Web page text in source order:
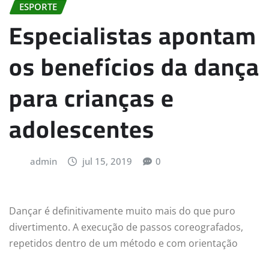
ESPORTE
Especialistas apontam
os benefícios da dança
para crianças e
adolescentes
admin jul 15, 2019 0
Dançar é definitivamente muito mais do que puro
divertimento. A execução de passos coreografados,
repetidos dentro de um método e com orientação